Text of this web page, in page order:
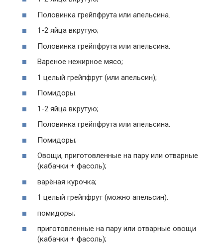
Половинка грейпфрута или апельсина.
1-2 яйца вкрутую;
Половинка грейпфрута или апельсина.
Вареное нежирное мясо;
1 целый грейпфрут (или апельсин);
Помидоры.
1-2 яйца вкрутую;
Половинка грейпфрута или апельсина.
Помидоры;
Овощи, приготовленные на пару или отварные
(кабачки + фасоль);
варёная курочка;
1 целый грейпфрут (можно апельсин).
помидоры;
приготовленные на пару или отварные овощи
(кабачки + фасоль);